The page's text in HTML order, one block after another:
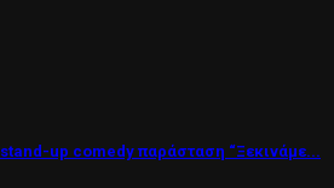
up comedy παράσταση “Ξεκινάμε...